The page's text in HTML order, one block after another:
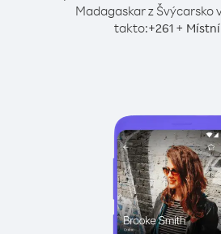
Madagaskar z Švýcarsko
takto:+261 +